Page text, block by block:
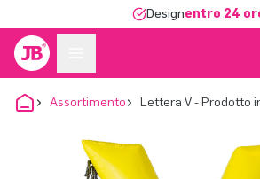
Designentro 24
Assortimento Lettera V - Prodotto